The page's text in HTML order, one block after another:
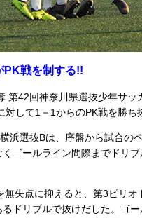
PK戦を制する!!
42回神奈川県選抜少年サッ
して1－1からのPK戦を勝ち
浜選抜Bは、序盤から試合の
ゴールライン間際までドリ
失点に抑えると、第3ピリオ
ドリブルで抜けだした。ゴ